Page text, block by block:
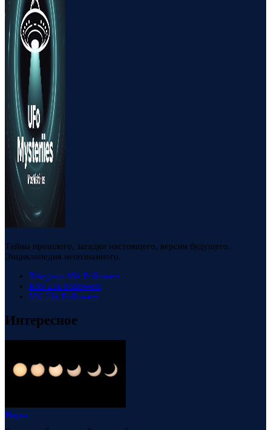
Тайны прошлого, загадки настоящего, версии будущего.
Энциклопедия непознанного.
Telegram 88k Followers
RSS 23k Followers
VK 23k Followers
Интересное
Наука